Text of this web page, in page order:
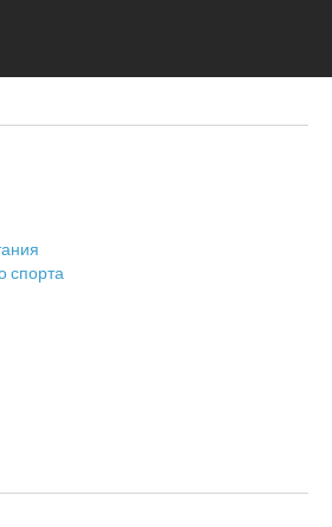
спорта